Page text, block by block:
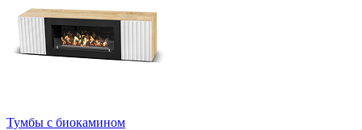
Тумбы с биокамином